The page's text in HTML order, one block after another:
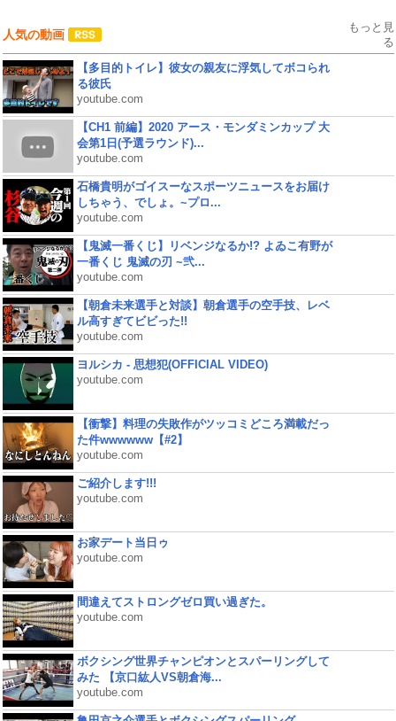
人気の動画
もっと見
る
【多目的トイレ】彼女の親友に浮気してボコられ
る彼氏
youtube.com
【CH1 前編】2020 アース・モンダミンカップ 大
会第1日(予選ラウンド)...
youtube.com
石橋貴明がゴイスーなスポーツニュースをお届け
しちゃう、でしょ。~プロ...
youtube.com
【鬼滅一番くじ】リベンジなるか!? よゐこ有野が
一番くじ 鬼滅の刃 ~弐...
youtube.com
【朝倉未来選手と対談】朝倉選手の空手技、レベ
ル高すぎてビビった!!
youtube.com
ヨルシカ - 思想犯(OFFICIAL VIDEO)
youtube.com
【衝撃】料理の失敗作がツッコミどころ満載だっ
た件wwwwww【#2】
youtube.com
ご紹介します!!!
youtube.com
お家デート当日ゥ
youtube.com
間違えてストロングゼロ買い過ぎた。
youtube.com
ボクシング世界チャンピオンとスパーリングして
みた 【京口紘人VS朝倉海...
youtube.com